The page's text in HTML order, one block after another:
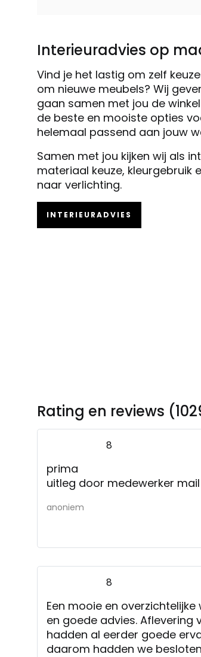
Interieuradvies op
Vind je het lastig om zelf
om nieuwe meubels? Wij
gaan samen met jou de
de beste en mooiste opties
helemaal passend aan jouw
Samen met jou kijken wij als
materiaal keuze, kleurgebruik
naar verlichting.
INTERIEURADVIES
Rating en reviews
8
prima
uitleg door medewerker
anoniem
8
Een mooie en
en goede advies. Aflevering
hadden al eerder goede
daarom hadden we